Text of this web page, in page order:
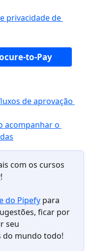
privacidade de
to-Pay
de aprovação
acompanhar o
com os cursos
!
do Pipefy para
ficar por
seu
do mundo todo!